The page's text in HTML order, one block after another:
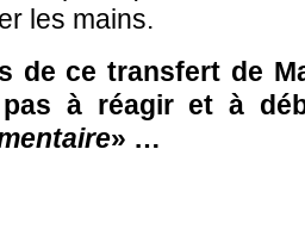
les mains.
de ce transfert de
à réagir et à
» …